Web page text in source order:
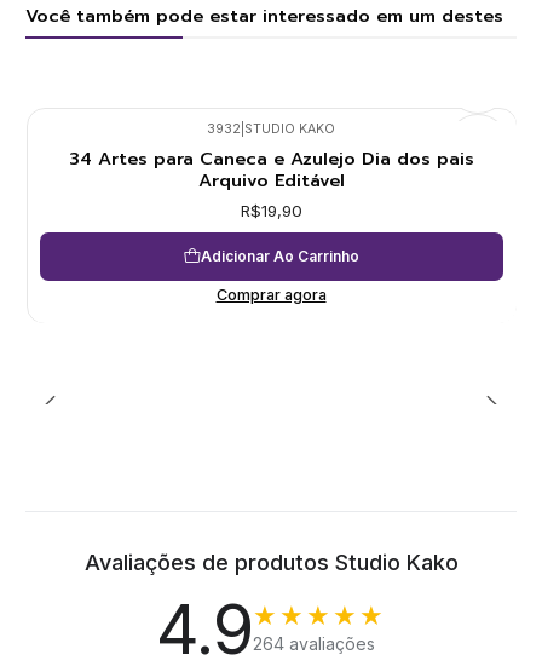
Você também pode estar interessado em um destes
3932 STUDIO KAKO
34 Artes para Caneca e Azulejo Dia dos pais
Arquivo Editável
R$19,90
Adicionar Ao Carrinho
Comprar agora
Avaliações de produtos Studio Kako
4.9★★★★★
264 avaliações